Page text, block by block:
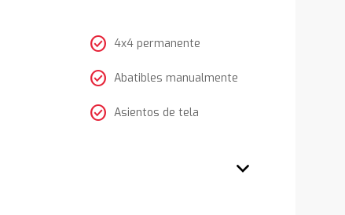
check_circle 4x4 permanente
check_circle Abatibles manualmente
check_circle Asientos de tela